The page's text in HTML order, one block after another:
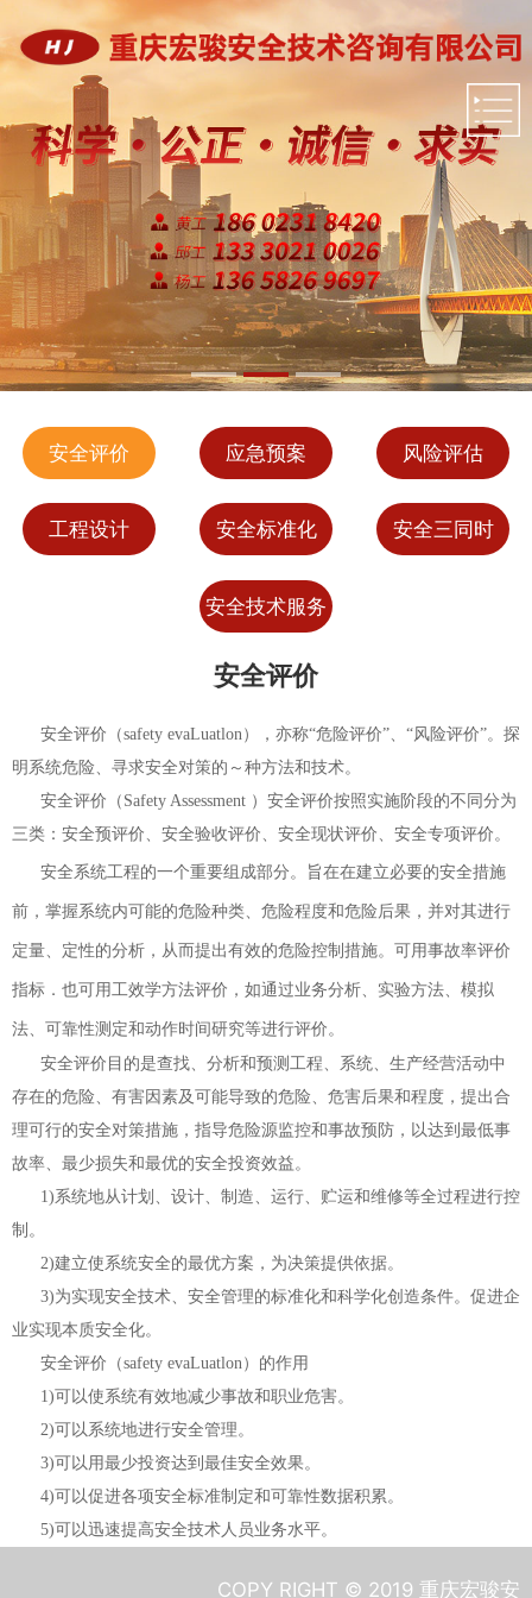
安全评价 应急预案 风险评估
工程设计 安全标准化 安全三同时
安全技术服务
安全评价
安全评价（safety evaLuatlon），亦称“危险评价”、“风险评价”。探
明系统危险、寻求安全对策的～种方法和技术。
安全评价（Safety Assessment ）安全评价按照实施阶段的不同分为
三类：安全预评价、安全验收评价、安全现状评价、安全专项评价。
安全系统工程的一个重要组成部分。旨在在建立必要的安全措施
前，掌握系统内可能的危险种类、危险程度和危险后果，并对其进行
定量、定性的分析，从而提出有效的危险控制措施。可用事故率评价
指标．也可用工效学方法评价，如通过业务分析、实验方法、模拟
法、可靠性测定和动作时间研究等进行评价。
安全评价目的是查找、分析和预测工程、系统、生产经营活动中
存在的危险、有害因素及可能导致的危险、危害后果和程度，提出合
理可行的安全对策措施，指导危险源监控和事故预防，以达到最低事
故率、最少损失和最优的安全投资效益。
1)系统地从计划、设计、制造、运行、贮运和维修等全过程进行控
制。
2)建立使系统安全的最优方案，为决策提供依据。
3)为实现安全技术、安全管理的标准化和科学化创造条件。促进企
业实现本质安全化。
安全评价（safety evaLuatlon）的作用
1)可以使系统有效地减少事故和职业危害。
2)可以系统地进行安全管理。
3)可以用最少投资达到最佳安全效果。
4)可以促进各项安全标准制定和可靠性数据积累。
5)可以迅速提高安全技术人员业务水平。
COPY RIGHT © 2019 重庆宏骏安